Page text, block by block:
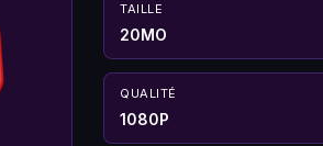
TAILLE
20MO
QUALITÉ
1080P